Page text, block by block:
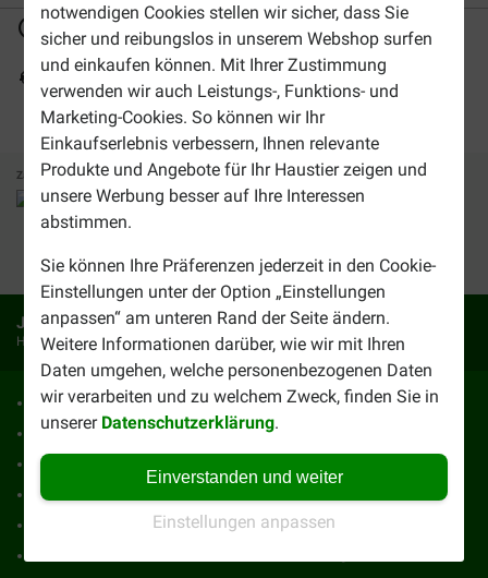
notwendigen Cookies stellen wir sicher, dass Sie
sicher und reibungslos in unserem Webshop surfen
und einkaufen können. Mit Ihrer Zustimmung
verwenden wir auch Leistungs-, Funktions- und
Marketing-Cookies. So können wir Ihr
Einkaufserlebnis verbessern, Ihnen relevante
Produkte und Angebote für Ihr Haustier zeigen und
unsere Werbung besser auf Ihre Interessen
abstimmen.
Sie können Ihre Präferenzen jederzeit in den Cookie-
Einstellungen unter der Option „Einstellungen
anpassen“ am unteren Rand der Seite ändern.
Weitere Informationen darüber, wie wir mit Ihren
Daten umgehen, welche personenbezogenen Daten
wir verarbeiten und zu welchem Zweck, finden Sie in
unserer Datenschutzerklärung.
Einverstanden und weiter
Einstellungen anpassen
Bis 30% günstiger Sicher bezahlen
Versandkostenfrei ab 49 €
Zahlungsmethoden Vertrauenswürdig
32364 Bewertungen
Wir versenden mit
Ja, ich möchte die Vorteils-E-Mails erhalten
Holen Sie sich jede Woche die besten Deals
Kontakt
Nachbestellen
Über uns
Tipps & Hinweise
Impressum
Häufig gestellte Fragen